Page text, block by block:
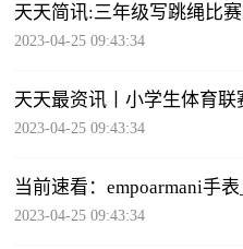
天天简讯:三年级写跳绳比
2023-04-25 09:43:34
天天最资讯丨小学生体育
2023-04-25 09:43:34
当前速看：empoarmani手
2023-04-25 09:43:34